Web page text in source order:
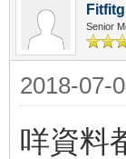
Senior
2018-07-
咩資料